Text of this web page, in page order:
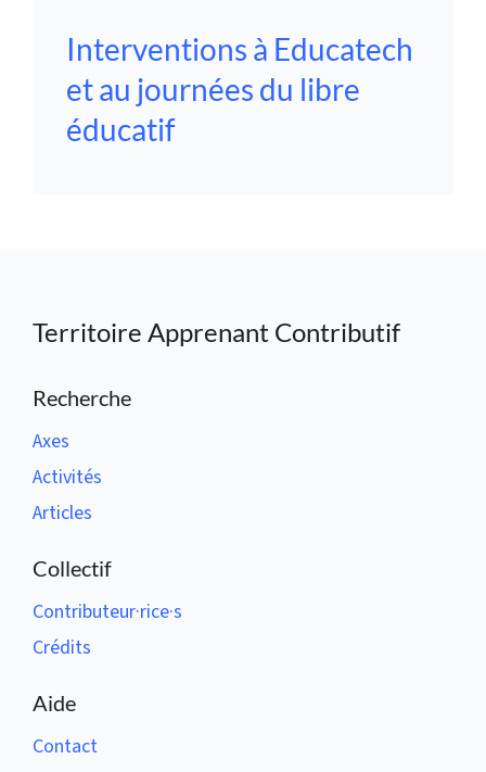
Interventions à Educatech
et au journées du libre
éducatif
Territoire Apprenant Contributif
Recherche
Axes
Activités
Articles
Collectif
Contributeur·rice·s
Crédits
Aide
Contact